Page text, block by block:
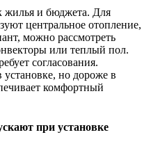
жилья и бюджета. Для
центральное отопление,
можно рассмотреть
или теплый пол.
согласования.
но дороже в
комфортный
при установке